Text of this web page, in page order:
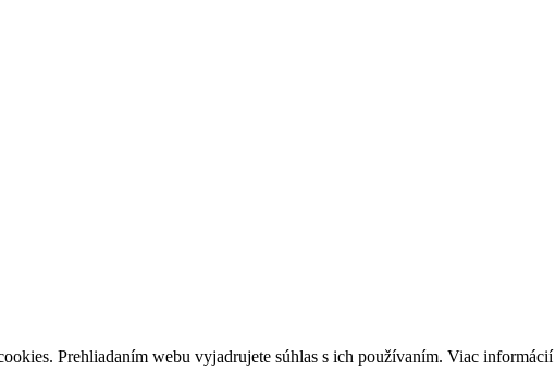
Prehliadaním webu vyjadrujete súhlas s ich používaním. Viac informácií